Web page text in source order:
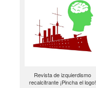
Revista de izquierdismo
recalcitrante ¡Pincha el logo!